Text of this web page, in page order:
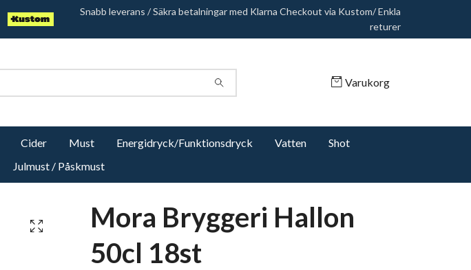
Snabb leverans / Säkra betalningar med Klarna Checkout via Kustom/ Enkla
returer
Varukorg
Cider Must Energidryck/Funktionsdryck Vatten
Shot
Julmust / Påskmust
Mora Bryggeri Hallon
50cl 18st